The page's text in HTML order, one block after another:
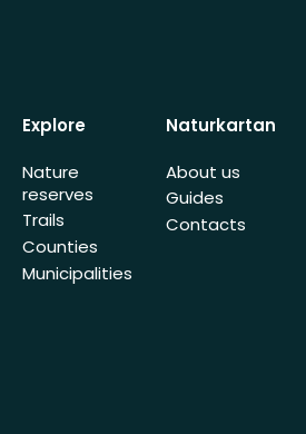
Explore
Nature
reserves
Trails
Counties
Municipalities
Naturkartan
About us
Guides
Contacts